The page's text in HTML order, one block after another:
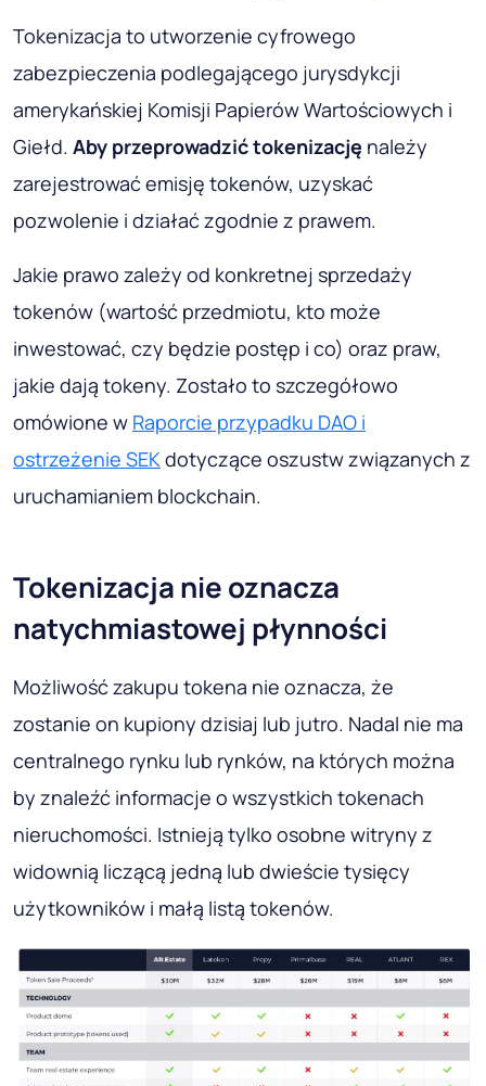
Tokenizacja to utworzenie cyfrowego
zabezpieczenia podlegającego jurysdykcji
amerykańskiej Komisji Papierów Wartościowych i
Giełd. Aby przeprowadzić tokenizację należy
zarejestrować emisję tokenów, uzyskać
pozwolenie i działać zgodnie z prawem.
Jakie prawo zależy od konkretnej sprzedaży
tokenów (wartość przedmiotu, kto może
inwestować, czy będzie postęp i co) oraz praw,
jakie dają tokeny. Zostało to szczegółowo
omówione w Raporcie przypadku DAO i
ostrzeżenie SEKdotyczące oszustw związanych z
uruchamianiem blockchain.
Tokenizacja nie oznacza
natychmiastowej płynności
Możliwość zakupu tokena nie oznacza, że ​​
zostanie on kupiony dzisiaj lub jutro. Nadal nie ma
centralnego rynku lub rynków, na których można
by znaleźć informacje o wszystkich tokenach
nieruchomości. Istnieją tylko osobne witryny z
widownią liczącą jedną lub dwieście tysięcy
użytkowników i małą listą tokenów.